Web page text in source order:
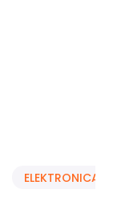
ELEKTRONICA